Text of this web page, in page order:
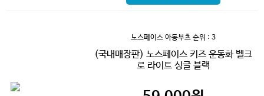
노스페이스 아동부츠 순위 : 3
(국내매장판) 노스페이스 키즈 운동화 벨크
로 라이트 싱글 블랙